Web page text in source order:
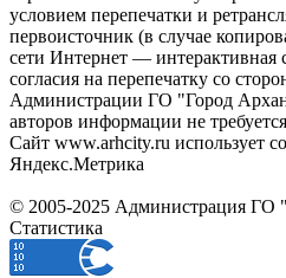
условием перепечатки и
первоисточник (в случае
сети Интернет — интерактивная
согласия на перепечатку со
Администрации ГО "Город
авторов информации не
Сайт www.arhcity.ru использует
Яндекс.Метрика
© 2005-2025 Администрация ГО
Статистика